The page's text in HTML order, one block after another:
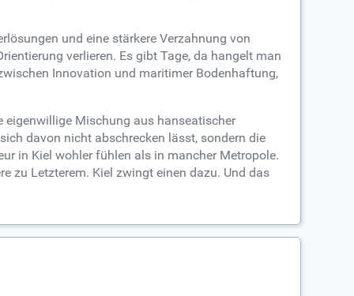
und eine stärkere Verzahnung von
verlieren. Es gibt Tage, da hangelt man
Innovation und maritimer Bodenhaftung,
eigenwillige Mischung aus hanseatischer
davon nicht abschrecken lässt, sondern die
in Kiel wohler fühlen als in mancher Metropole.
zu Letzterem. Kiel zwingt einen dazu. Und das